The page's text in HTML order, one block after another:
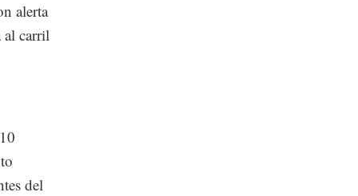
alerta
al carril
del